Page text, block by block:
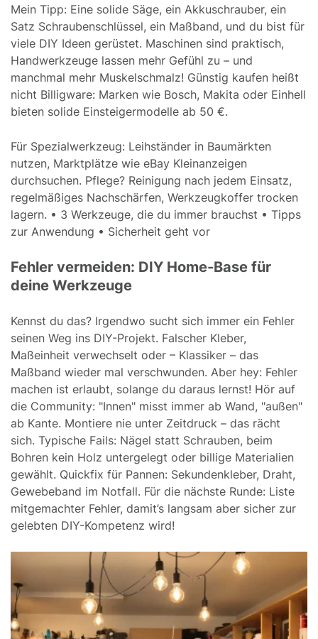
Mein Tipp: Eine solide Säge, ein Akkuschrauber, ein
Satz Schraubenschlüssel, ein Maßband, und du bist für
viele DIY Ideen gerüstet. Maschinen sind praktisch,
Handwerkzeuge lassen mehr Gefühl zu – und
manchmal mehr Muskelschmalz! Günstig kaufen heißt
nicht Billigware: Marken wie Bosch, Makita oder Einhell
bieten solide Einsteigermodelle ab 50 €.
Für Spezialwerkzeug: Leihständer in Baumärkten
nutzen, Marktplätze wie eBay Kleinanzeigen
durchsuchen. Pflege? Reinigung nach jedem Einsatz,
regelmäßiges Nachschärfen, Werkzeugkoffer trocken
lagern. • 3 Werkzeuge, die du immer brauchst • Tipps
zur Anwendung • Sicherheit geht vor
Fehler vermeiden: DIY Home-Base für
deine Werkzeuge
Kennst du das? Irgendwo sucht sich immer ein Fehler
seinen Weg ins DIY-Projekt. Falscher Kleber,
Maßeinheit verwechselt oder – Klassiker – das
Maßband wieder mal verschwunden. Aber hey: Fehler
machen ist erlaubt, solange du daraus lernst! Hör auf
die Community: "Innen" misst immer ab Wand, "außen"
ab Kante. Montiere nie unter Zeitdruck – das rächt
sich. Typische Fails: Nägel statt Schrauben, beim
Bohren kein Holz untergelegt oder billige Materialien
gewählt. Quickfix für Pannen: Sekundenkleber, Draht,
Gewebeband im Notfall. Für die nächste Runde: Liste
mitgemachter Fehler, damit’s langsam aber sicher zur
gelebten DIY-Kompetenz wird!